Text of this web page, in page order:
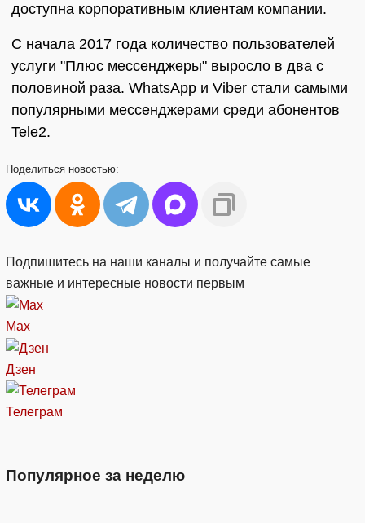
доступна корпоративным клиентам компании.
С начала 2017 года количество пользователей
услуги "Плюс мессенджеры" выросло в два с
половиной раза. WhatsApp и Viber стали самыми
популярными мессенджерами среди абонентов
Tele2.
Поделиться новостью:
Подпишитесь на наши каналы и получайте самые
важные и интересные новости первым
Max
Дзен
Телеграм
Популярное за неделю